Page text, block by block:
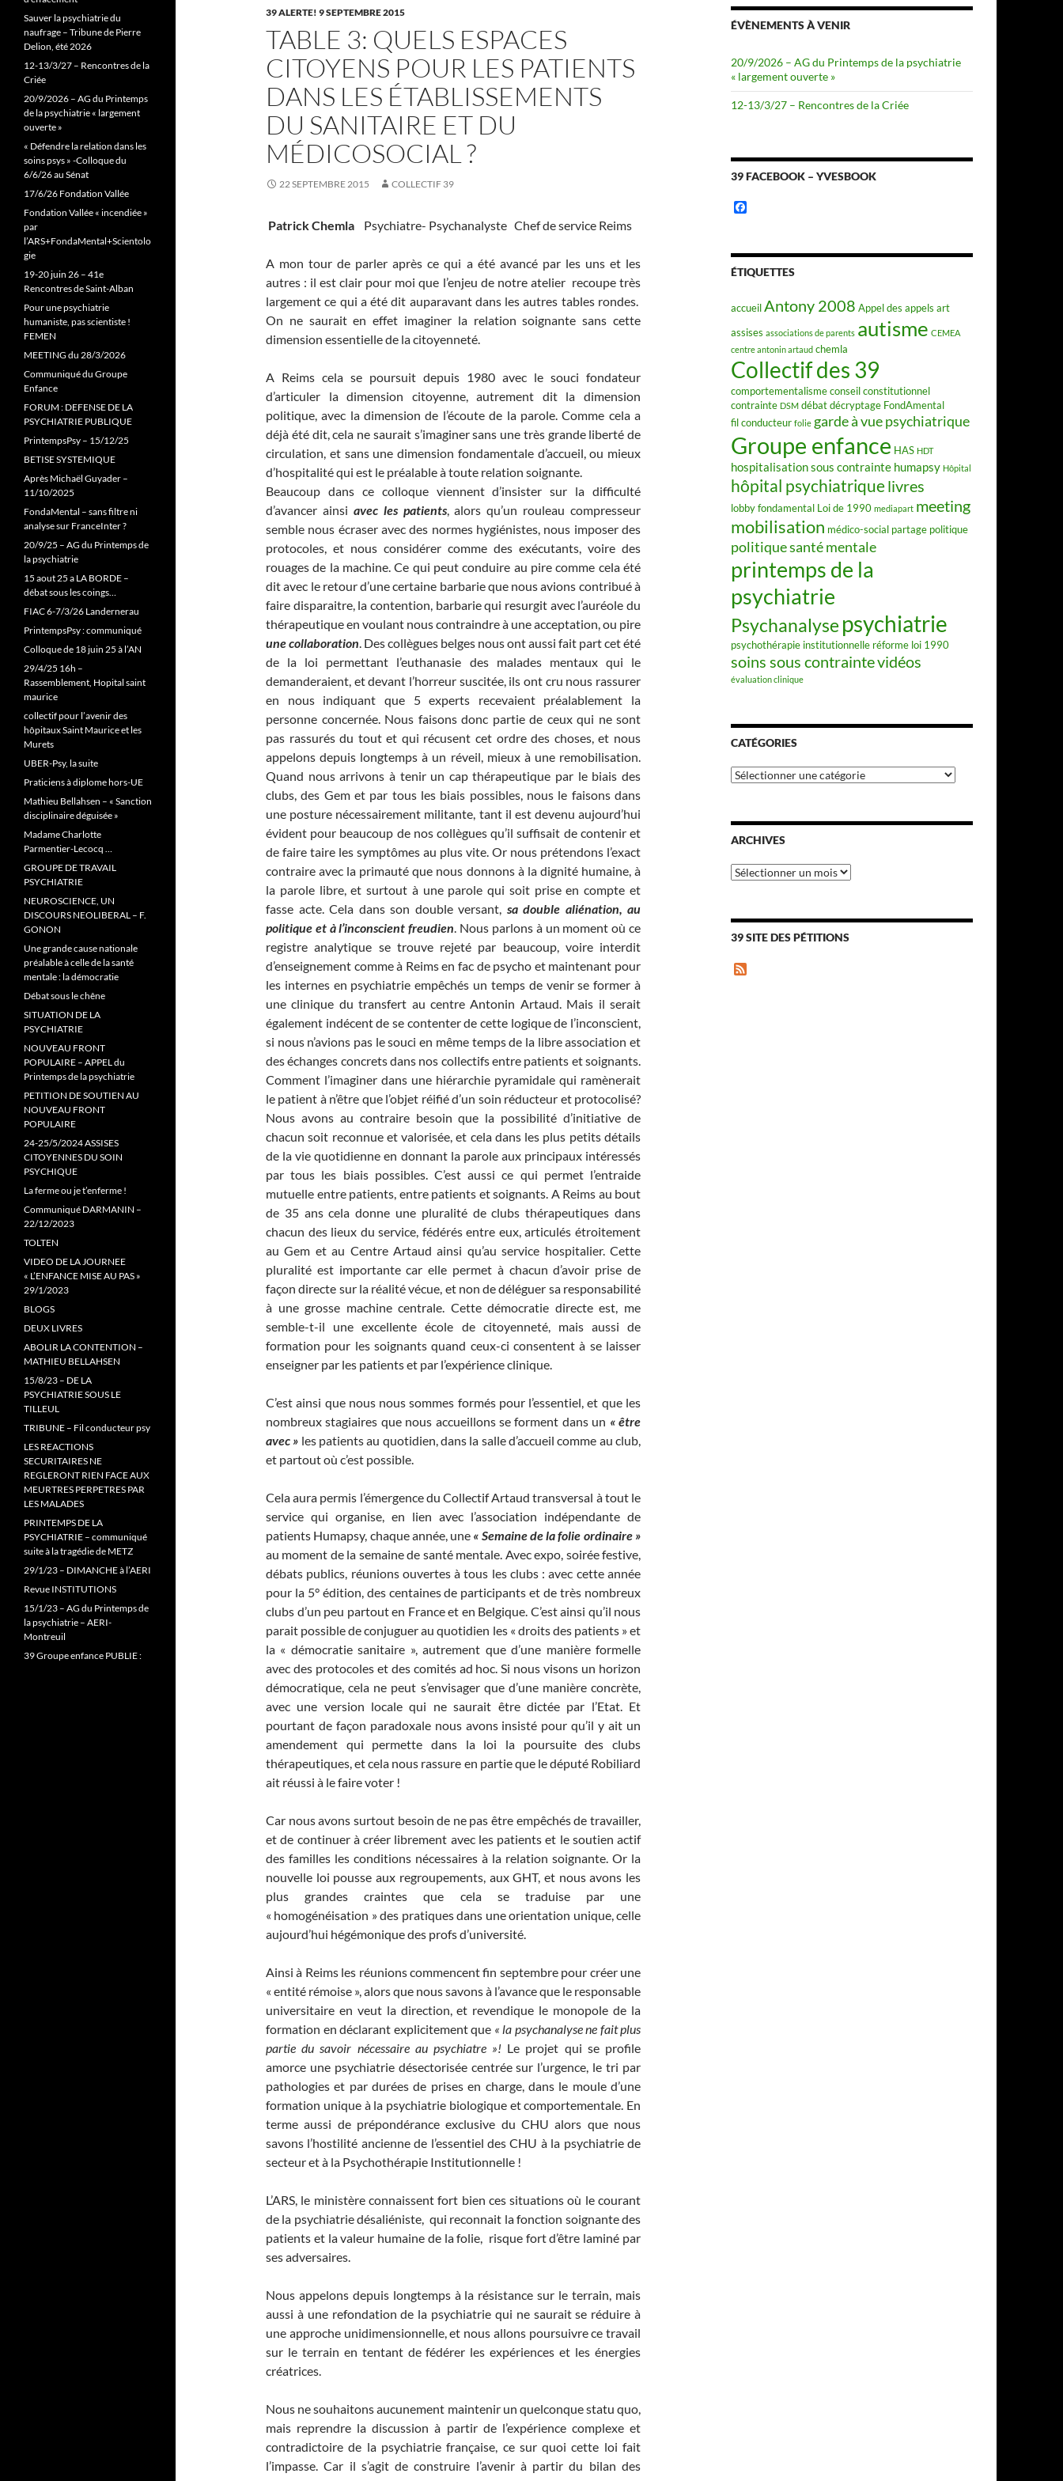
39 ALERTE! 9 SEPTEMBRE 2015
TABLE 3: QUELS ESPACES
CITOYENS POUR LES PATIENTS
DANS LES ÉTABLISSEMENTS
DU SANITAIRE ET DU
MÉDICOSOCIAL ?
22 SEPTEMBRE 2015 COLLECTIF 39
Patrick Chemla Psychiatre- Psychanalyste Chef de service Reims
A mon tour de parler après ce qui a été avancé par les uns et les
autres : il est clair pour moi que l’enjeu de notre atelier recoupe très
largement ce qui a été dit auparavant dans les autres tables rondes.
On ne saurait en effet imaginer la relation soignante sans cette
dimension essentielle de la citoyenneté.
A Reims cela se poursuit depuis 1980 avec le souci fondateur
d’articuler la dimension citoyenne, autrement dit la dimension
politique, avec la dimension de l’écoute de la parole. Comme cela a
déjà été dit, cela ne saurait s’imaginer sans une très grande liberté de
circulation, et sans une dimension fondamentale d’accueil, ou mieux
d’hospitalité qui est le préalable à toute relation soignante.
Beaucoup dans ce colloque viennent d’insister sur la difficulté
d’avancer ainsi avec les patients, alors qu’un rouleau compresseur
semble nous écraser avec des normes hygiénistes, nous imposer des
protocoles, et nous considérer comme des exécutants, voire des
rouages de la machine. Ce qui peut conduire au pire comme cela été
dit avec le retour d’une certaine barbarie que nous avions contribué à
faire disparaitre, la contention, barbarie qui resurgit avec l’auréole du
thérapeutique en voulant nous contraindre à une acceptation, ou pire
une collaboration. Des collègues belges nous ont aussi fait part cet été
de la loi permettant l’euthanasie des malades mentaux qui le
demanderaient, et devant l’horreur suscitée, ils ont cru nous rassurer
en nous indiquant que 5 experts recevaient préalablement la
personne concernée. Nous faisons donc partie de ceux qui ne sont
pas rassurés du tout et qui récusent cet ordre des choses, et nous
appelons depuis longtemps à un réveil, mieux à une remobilisation.
Quand nous arrivons à tenir un cap thérapeutique par le biais des
clubs, des Gem et par tous les biais possibles, nous le faisons dans
une posture nécessairement militante, tant il est devenu aujourd’hui
évident pour beaucoup de nos collègues qu’il suffisait de contenir et
de faire taire les symptômes au plus vite. Or nous prétendons l’exact
contraire avec la primauté que nous donnons à la dignité humaine, à
la parole libre, et surtout à une parole qui soit prise en compte et
fasse acte. Cela dans son double versant, sa double aliénation, au
politique et à l’inconscient freudien. Nous parlons à un moment où ce
registre analytique se trouve rejeté par beaucoup, voire interdit
d’enseignement comme à Reims en fac de psycho et maintenant pour
les internes en psychiatrie empêchés un temps de venir se former à
une clinique du transfert au centre Antonin Artaud. Mais il serait
également indécent de se contenter de cette logique de l’inconscient,
si nous n’avions pas le souci en même temps de la libre association et
des échanges concrets dans nos collectifs entre patients et soignants.
Comment l’imaginer dans une hiérarchie pyramidale qui ramènerait
le patient à n’être que l’objet réifié d’un soin réducteur et protocolisé?
Nous avons au contraire besoin que la possibilité d’initiative de
chacun soit reconnue et valorisée, et cela dans les plus petits détails
de la vie quotidienne en donnant la parole aux principaux intéressés
par tous les biais possibles. C’est aussi ce qui permet l’entraide
mutuelle entre patients, entre patients et soignants. A Reims au bout
de 35 ans cela donne une pluralité de clubs thérapeutiques dans
chacun des lieux du service, fédérés entre eux, articulés étroitement
au Gem et au Centre Artaud ainsi qu’au service hospitalier. Cette
pluralité est importante car elle permet à chacun d’avoir prise de
façon directe sur la réalité vécue, et non de déléguer sa responsabilité
à une grosse machine centrale. Cette démocratie directe est, me
semble-t-il une excellente école de citoyenneté, mais aussi de
formation pour les soignants quand ceux-ci consentent à se laisser
enseigner par les patients et par l’expérience clinique.
C’est ainsi que nous nous sommes formés pour l’essentiel, et que les
nombreux stagiaires que nous accueillons se forment dans un « être
avec » les patients au quotidien, dans la salle d’accueil comme au club,
et partout où c’est possible.
Cela aura permis l’émergence du Collectif Artaud transversal à tout le
service qui organise, en lien avec l’association indépendante de
patients Humapsy, chaque année, une « Semaine de la folie ordinaire »
au moment de la semaine de santé mentale. Avec expo, soirée festive,
débats publics, réunions ouvertes à tous les clubs : avec cette année
pour la 5° édition, des centaines de participants et de très nombreux
clubs d’un peu partout en France et en Belgique. C’est ainsi qu’il nous
parait possible de conjuguer au quotidien les « droits des patients » et
la « démocratie sanitaire », autrement que d’une manière formelle
avec des protocoles et des comités ad hoc. Si nous visons un horizon
démocratique, cela ne peut s’envisager que d’une manière concrète,
avec une version locale qui ne saurait être dictée par l’Etat. Et
pourtant de façon paradoxale nous avons insisté pour qu’il y ait un
amendement qui permette dans la loi la poursuite des clubs
thérapeutiques, et cela nous rassure en partie que le député Robiliard
ait réussi à le faire voter !
Car nous avons surtout besoin de ne pas être empêchés de travailler,
et de continuer à créer librement avec les patients et le soutien actif
des familles les conditions nécessaires à la relation soignante. Or la
nouvelle loi pousse aux regroupements, aux GHT, et nous avons les
plus grandes craintes que cela se traduise par une
« homogénéisation » des pratiques dans une orientation unique, celle
aujourd’hui hégémonique des profs d’université.
Ainsi à Reims les réunions commencent fin septembre pour créer une
« entité rémoise », alors que nous savons à l’avance que le responsable
universitaire en veut la direction, et revendique le monopole de la
formation en déclarant explicitement que « la psychanalyse ne fait plus
partie du savoir nécessaire au psychiatre »! Le projet qui se profile
amorce une psychiatrie désectorisée centrée sur l’urgence, le tri par
pathologies et par durées de prises en charge, dans le moule d’une
formation unique à la psychiatrie biologique et comportementale. En
terme aussi de prépondérance exclusive du CHU alors que nous
savons l’hostilité ancienne de l’essentiel des CHU à la psychiatrie de
secteur et à la Psychothérapie Institutionnelle !
L’ARS, le ministère connaissent fort bien ces situations où le courant
de la psychiatrie désaliéniste, qui reconnait la fonction soignante des
patients et la valeur humaine de la folie, risque fort d’être laminé par
ses adversaires.
Nous appelons depuis longtemps à la résistance sur le terrain, mais
aussi à une refondation de la psychiatrie qui ne saurait se réduire à
une approche unidimensionnelle, et nous allons poursuivre ce travail
sur le terrain en tentant de fédérer les expériences et les énergies
créatrices.
Nous ne souhaitons aucunement maintenir un quelconque statu quo,
mais reprendre la discussion à partir de l’expérience complexe et
contradictoire de la psychiatrie française, ce sur quoi cette loi fait
l’impasse. Car il s’agit de construire l’avenir à partir du bilan des
ÉVÈNEMENTS À VENIR
20/9/2026 – AG du Printemps de la psychiatrie
« largement ouverte »
12-13/3/27 – Rencontres de la Criée
39 FACEBOOK – YVESBOOK
b
o
ÉTIQUETTES
accueilAntony 2008 Appel des appels art
assises associations de parents autisme CEMEA
centre antonin artaud chemla
Collectif des 39
comportementalismeconseil constitutionnel
contrainte DSM débatdécryptage FondAmental
fil conducteur folie garde à vue psychiatrique
Groupe enfance HAS HDT
hospitalisation sous contrainte humapsy Hôpital
hôpital psychiatriquelivres
lobby fondamental Loi de 1990 mediapart meeting
mobilisation médico-social partage politique
politique santé mentale
printemps de la
psychiatrie
Psychanalyse psychiatrie
psychothérapie institutionnelle réforme loi 1990
soins sous contraintevidéos
évaluation clinique
CATÉGORIES
Catégories
ARCHIVES
Archives
39 SITE DES PÉTITIONS
Sauver la psychiatrie du
naufrage – Tribune de Pierre
Delion, été 2026
12-13/3/27 – Rencontres de la
Criée
20/9/2026 – AG du Printemps
de la psychiatrie « largement
ouverte »
« Défendre la relation dans les
soins psys » -Colloque du
6/6/26 au Sénat
17/6/26 Fondation Vallée
Fondation Vallée « incendiée »
par
l’ARS+FondaMental+Scientolo
gie
19-20 juin 26 – 41e
Rencontres de Saint-Alban
Pour une psychiatrie
humaniste, pas scientiste !
FEMEN
MEETING du 28/3/2026
Communiqué du Groupe
Enfance
FORUM : DEFENSE DE LA
PSYCHIATRIE PUBLIQUE
PrintempsPsy – 15/12/25
BETISE SYSTEMIQUE
Après Michaël Guyader –
11/10/2025
FondaMental – sans filtre ni
analyse sur FranceInter ?
20/9/25 – AG du Printemps de
la psychiatrie
15 aout 25 a LA BORDE –
débat sous les coings…
FIAC 6-7/3/26 Landernerau
PrintempsPsy : communiqué
Colloque de 18 juin 25 à l’AN
29/4/25 16h –
Rassemblement, Hopital saint
maurice
collectif pour l’avenir des
hôpitaux Saint Maurice et les
Murets
UBER-Psy, la suite
Praticiens à diplome hors-UE
Mathieu Bellahsen – « Sanction
disciplinaire déguisée »
Madame Charlotte
Parmentier-Lecocq …
GROUPE DE TRAVAIL
PSYCHIATRIE
NEUROSCIENCE, UN
DISCOURS NEOLIBERAL – F.
GONON
Une grande cause nationale
préalable à celle de la santé
mentale : la démocratie
Débat sous le chêne
SITUATION DE LA
PSYCHIATRIE
NOUVEAU FRONT
POPULAIRE – APPEL du
Printemps de la psychiatrie
PETITION DE SOUTIEN AU
NOUVEAU FRONT
POPULAIRE
24-25/5/2024 ASSISES
CITOYENNES DU SOIN
PSYCHIQUE
La ferme ou je t’enferme !
Communiqué DARMANIN –
22/12/2023
TOLTEN
VIDEO DE LA JOURNEE
« L’ENFANCE MISE AU PAS »
29/1/2023
BLOGS
DEUX LIVRES
ABOLIR LA CONTENTION –
MATHIEU BELLAHSEN
15/8/23 – DE LA
PSYCHIATRIE SOUS LE
TILLEUL
TRIBUNE – Fil conducteur psy
LES REACTIONS
SECURITAIRES NE
REGLERONT RIEN FACE AUX
MEURTRES PERPETRES PAR
LES MALADES
PRINTEMPS DE LA
PSYCHIATRIE – communiqué
suite à la tragédie de METZ
29/1/23 – DIMANCHE à l’AERI
Revue INSTITUTIONS
15/1/23 – AG du Printemps de
la psychiatrie – AERI-
Montreuil
39 Groupe enfance PUBLIE :